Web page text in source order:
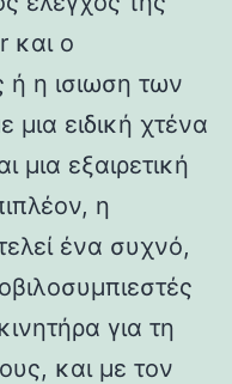
και ο
ή η ισιωση των
μια ειδική χτένα
μια εξαιρετική
η
ένα συχνό,
για τη
και με τον